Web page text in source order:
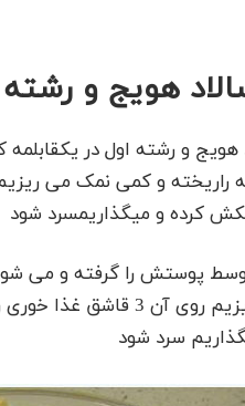
هویج و رشته
و کمی نمک می
کرده و میگذاریمسرد شود
متوسط پوستش را گرفته و
در یک تابه بزرگ می
سرد شود